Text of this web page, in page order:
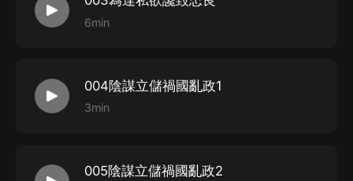
6min
004陰謀立儲禍國亂政1
3min
005陰謀立儲禍國亂政2